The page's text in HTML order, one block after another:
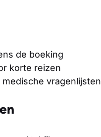
de boeking
korte reizen
vragenlijsten